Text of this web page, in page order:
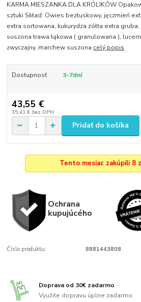
KARMA MIESZANKA DLA KRÓLIKÓW
sztuki Skład: Owies bezłuskowy, jęczmień
extra sortowana, kukurydza żółta extra
suszona trawa łąkowa ( granulowana ),
zwyczajny, marchew suszona celý popis
Dostupnosť 3-7dní
43,55 €
35,41 € bez DPH
Pridať do košíka
Tento mesiac zakúpili 8
Ochrana
kupujúcého
Číslo produktu: 8881443808
Doprava od 30€ zadarmo
Využite dopravu úplne zadarmo